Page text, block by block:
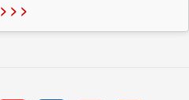
> > >